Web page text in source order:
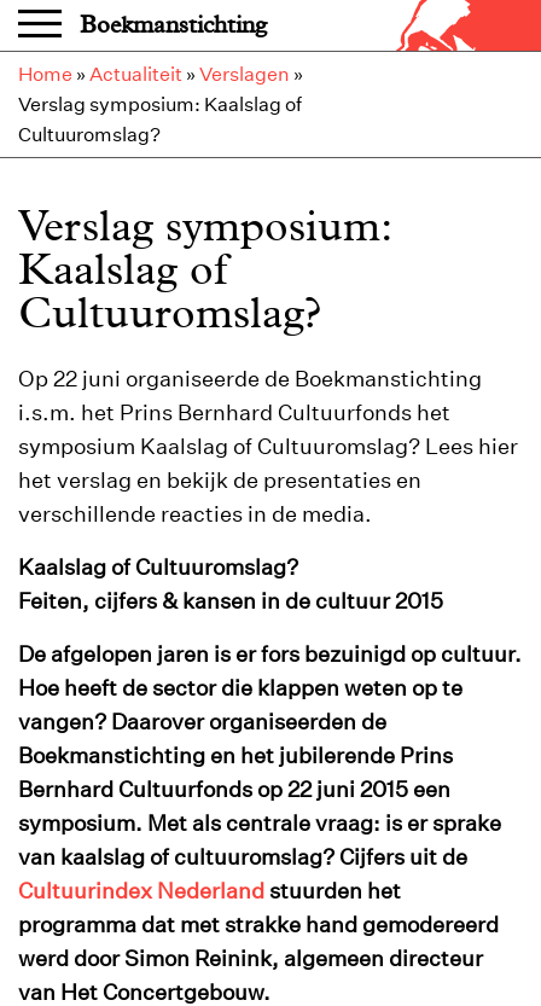
Overslaan en naar de inhoud gaan
Boekmanstichting
Home » Actualiteit » Verslagen »
Verslag symposium: Kaalslag of
Cultuuromslag?
Verslag symposium:
Kaalslag of
Cultuuromslag?
Op 22 juni organiseerde de Boekmanstichting
i.s.m. het Prins Bernhard Cultuurfonds het
symposium Kaalslag of Cultuuromslag? Lees hier
het verslag en bekijk de presentaties en
verschillende reacties in de media.
Kaalslag of Cultuuromslag?
Feiten, cijfers & kansen in de cultuur 2015
De afgelopen jaren is er fors bezuinigd op cultuur.
Hoe heeft de sector die klappen weten op te
vangen? Daarover organiseerden de
Boekmanstichting en het jubilerende Prins
Bernhard Cultuurfonds op 22 juni 2015 een
symposium. Met als centrale vraag: is er sprake
van kaalslag of cultuuromslag? Cijfers uit de
Cultuurindex Nederlandstuurden het
programma dat met strakke hand gemodereerd
werd door Simon Reinink, algemeen directeur
van Het Concertgebouw.